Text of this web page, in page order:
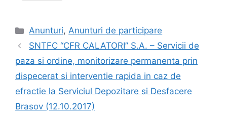
Anunturi,Anunturi de participare
SNTFC “CFR CALATORI” S.A. – Servicii de
paza si ordine, monitorizare permanenta prin
dispecerat si interventie rapida in caz de
efractie la Serviciul Depozitare si Desfacere
Brasov (12.10.2017)